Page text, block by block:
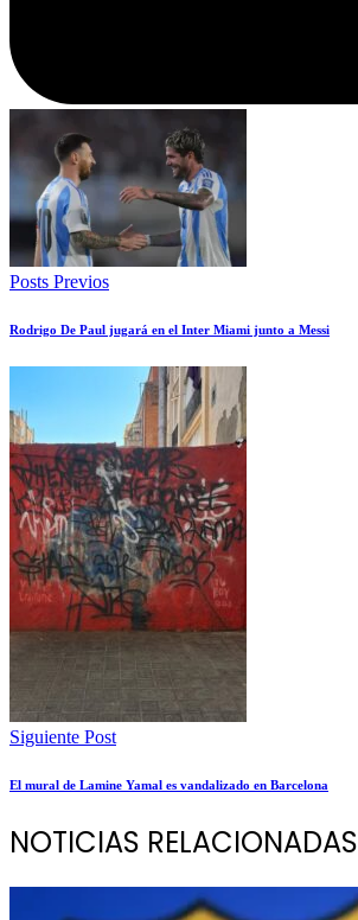
Posts Previos
Rodrigo De Paul jugará en el Inter Miami junto a Messi
Siguiente Post
El mural de Lamine Yamal es vandalizado en Barcelona
NOTICIAS RELACIONADAS